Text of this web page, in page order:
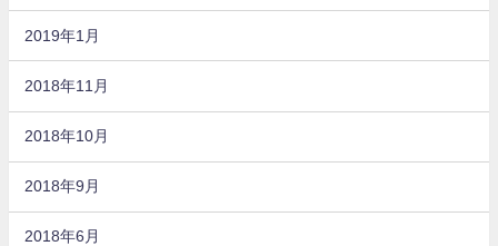
2019年1月
2018年11月
2018年10月
2018年9月
2018年6月